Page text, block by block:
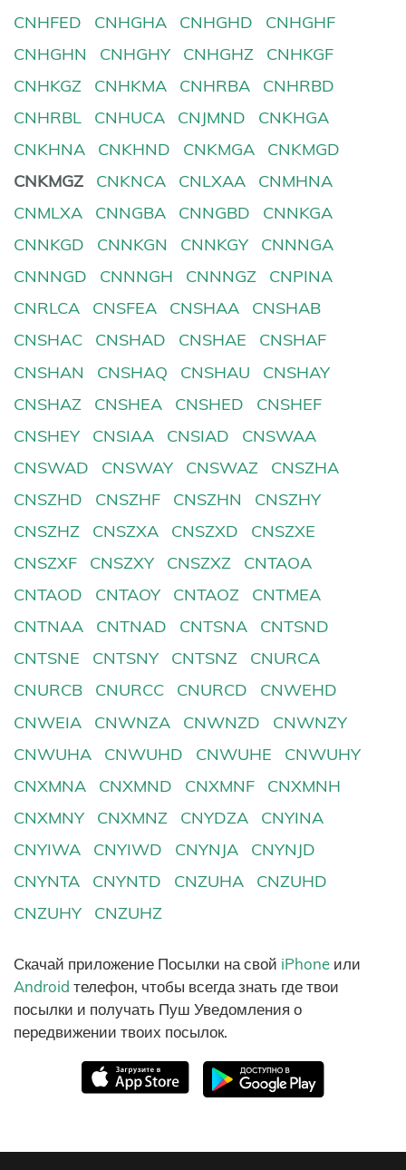
CNHFED
CNHGHA CNHGHD
CNHGHF
CNHGHN
CNHGHY CNHGHZ
CNHKGF
CNHKGZ
CNHKMA CNHRBA
CNHRBD
CNHRBL
CNHUCA CNJMND
CNKHGA
CNKHNA
CNKHND CNKMGA
CNKMGD
CNKMGZ
CNKNCA CNLXAA
CNMHNA
CNMLXA
CNNGBA CNNGBD
CNNKGA
CNNKGD
CNNKGN CNNKGY
CNNNGA
CNNNGD
CNNNGH CNNNGZ
CNPINA
CNRLCA
CNSFEA CNSHAA
CNSHAB
CNSHAC
CNSHAD CNSHAE
CNSHAF
CNSHAN
CNSHAQ CNSHAU
CNSHAY
CNSHAZ
CNSHEA CNSHED
CNSHEF
CNSHEY
CNSIAA CNSIAD
CNSWAA
CNSWAD
CNSWAY CNSWAZ
CNSZHA
CNSZHD
CNSZHF CNSZHN
CNSZHY
CNSZHZ
CNSZXA CNSZXD
CNSZXE
CNSZXF
CNSZXY CNSZXZ
CNTAOA
CNTAOD
CNTAOY CNTAOZ
CNTMEA
CNTNAA
CNTNAD CNTSNA
CNTSND
CNTSNE
CNTSNY CNTSNZ
CNURCA
CNURCB
CNURCC CNURCD
CNWEHD
CNWEIA
CNWNZA CNWNZD
CNWNZY
CNWUHA
CNWUHD CNWUHE
CNWUHY
CNXMNA
CNXMND CNXMNF
CNXMNH
CNXMNY
CNXMNZ CNYDZA
CNYINA
CNYIWA
CNYIWD CNYNJA
CNYNJD
CNYNTA
CNYNTD CNZUHA
CNZUHD
CNZUHY
CNZUHZ
Скачай приложение Посылки на свой iPhone или
Android телефон, чтобы всегда знать где твои
посылки и получать Пуш Уведомления о
передвижении твоих посылок.